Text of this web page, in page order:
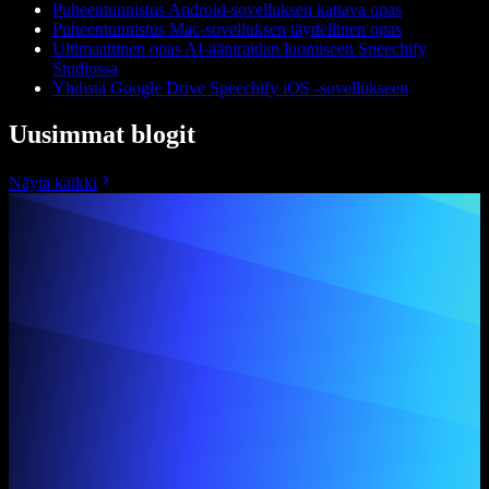
Puheentunnistus Android-sovelluksen kattava opas
Puheentunnistus Mac-sovelluksen täydellinen opas
Ultimaattinen opas AI-ääniraidan luomiseen Speechify
Studiossa
Yhdistä Google Drive Speechify iOS -sovellukseen
Uusimmat blogit
Näytä kaikki